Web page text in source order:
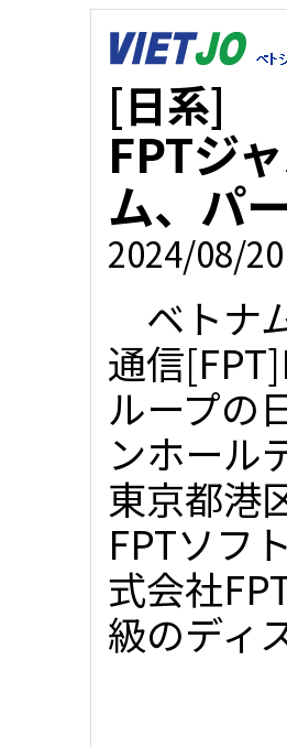
[日系]
FPTジ
ム、パ
2024/08/
ベトナ
通信
ループの
ンホール
東京都港
FPTソフ
式会社
級のディ